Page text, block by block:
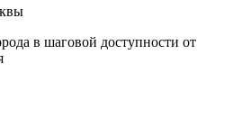
в шаговой доступности от